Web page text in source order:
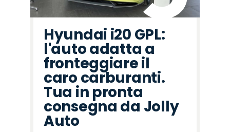
Hyundai i20 GPL:
l'auto adatta a
fronteggiare il
caro carburanti.
Tua in pronta
consegna da Jolly
Auto